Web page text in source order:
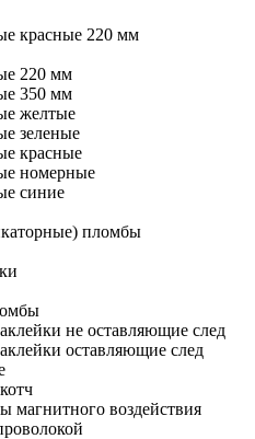
красные 220 мм
220 мм
350 мм
желтые
зеленые
красные
номерные
синие
пломбы
не оставляющие след
оставляющие след
магнитного воздействия